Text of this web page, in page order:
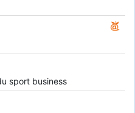
sport business